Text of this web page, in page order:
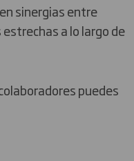
sinergias entre
a lo largo de
puedes